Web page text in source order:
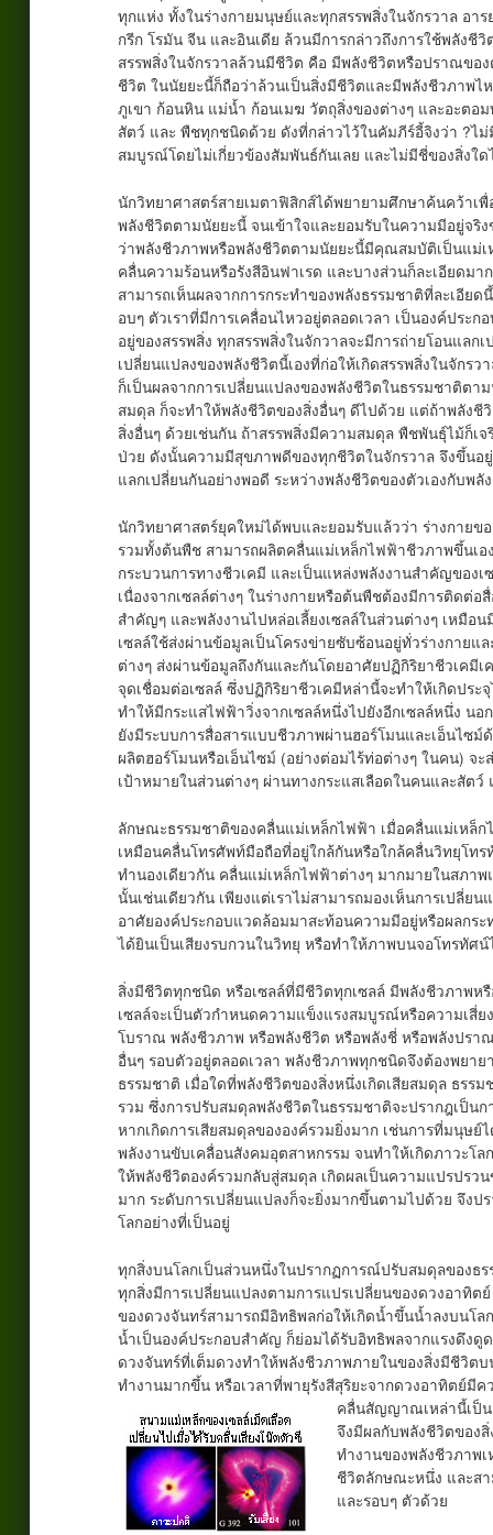
ทุกแห่ง ทั้งในร่างกายมนุษย์และทุกสรรพสิ่งในจักรวาล อา
กรีก โรมัน จีน และอินเดีย ล้วนมีการกล่าวถึงการใช้พลัง
สรรพสิ่งในจักรวาลล้วนมีชีวิต คือ มีพลังชีวิตหรือปราณขอ
ชีวิต ในนัยยะนี้ก็ถือว่าล้วนเป็นสิ่งมีชีวิตและมีพลังชีวภาพไ
ภูเขา ก้อนหิน แม่น้ำ ก้อนเมฆ วัตถุสิ่งของต่างๆ และอะต
สัตว์ และ พืชทุกชนิดด้วย ดังที่กล่าวไว้ในคัมภีร์อี้จิงว่า ?ไ
สมบูรณ์โดยไม่เกี่ยวข้องสัมพันธ์กันเลย และไม่มีชี่ของสิ่งใ
นักวิทยาศาสตร์สายเมตาฟิสิกส์ได้พยายามศึกษาค้นคว้าเ
พลังชีวิตตามนัยยะนี้ จนเข้าใจและยอมรับในความมีอยู่จริ
ว่าพลังชีวภาพหรือพลังชีวิตตามนัยยะนี้มีคุณสมบัติเป็นแม่
คลื่นความร้อนหรือรังสีอินฟาเรด และบางส่วนก็ละเอียดม
สามารถเห็นผลจากการกระทำของพลังธรรมชาติที่ละเอีย
อบๆ ตัวเราที่มีการเคลื่อนไหวอยู่ตลอดเวลา เป็นองค์ประ
อยู่ของสรรพสิ่ง ทุกสรรพสิ่งในจักวาลจะมีการถ่ายโอนแลก
เปลี่ยนแปลงของพลังชีวิตนี้เองที่ก่อให้เกิดสรรพสิ่งในจักร
ก็เป็นผลจากการเปลี่ยนแปลงของพลังชีวิตในธรรมชาติต
สมดุล ก็จะทำให้พลังชีวิตของสิ่งอื่นๆ ดีไปด้วย แต่ถ้าพลังชี
สิ่งอื่นๆ ด้วยเช่นกัน ถ้าสรรพสิ่งมีความสมดุล พืชพันธุ์ไม้ก็เ
ป่วย ดังนั้นความมีสุขภาพดีของทุกชีวิตในจักรวาล จึงขึ้น
แลกเปลี่ยนกันอย่างพอดี ระหว่างพลังชีวิตของตัวเองกับพลั
นักวิทยาศาสตร์ยุคใหม่ได้พบและยอมรับแล้วว่า ร่างกายข
รวมทั้งต้นพืช สามารถผลิตคลื่นแม่เหล็กไฟฟ้าชีวภาพขึ้นเอ
กระบวนการทางชีวเคมี และเป็นแหล่งพลังงานสำคัญของเ
เนื่องจากเซลล์ต่างๆ ในร่างกายหรือต้นพืชต้องมีการติดต่อ
สำคัญๆ และพลังงานไปหล่อเลี้ยงเซลล์ในส่วนต่างๆ เหมือ
เซลล์ใช้ส่งผ่านข้อมูลเป็นโครงข่ายซับซ้อนอยู่ทั่วร่างกายแ
ต่างๆ ส่งผ่านข้อมูลถึงกันและกันโดยอาศัยปฏิกิริยาชีวเคมีเ
จุดเชื่อมต่อเซลล์ ซึ่งปฏิกิริยาชีวเคมีหล่านี้จะทำให้เกิดประ
ทำให้มีกระแสไฟฟ้าวิ่งจากเซลล์หนึ่งไปยังอีกเซลล์หนึ่ง นอ
ยังมีระบบการสื่อสารแบบชีวภาพผ่านฮอร์โมนและเอ็นไซม์
ผลิตฮอร์โมนหรือเอ็นไซม์ (อย่างต่อมไร้ท่อต่างๆ ในคน) จ
เป้าหมายในส่วนต่างๆ ผ่านทางกระแสเลือดในคนและสัตว์
ลักษณะธรรมชาติของคลื่นแม่เหล็กไฟฟ้า เมื่อคลื่นแม่เหล็
เหมือนคลื่นโทรศัพท์มือถือที่อยู่ใกล้กันหรือใกล้คลื่นวิทยุโท
ทำนองเดียวกัน คลื่นแม่เหล็กไฟฟ้าต่างๆ มากมายในสภา
นั้นเช่นเดียวกัน เพียงแต่เราไม่สามารถมองเห็นการเปลี่ย
อาศัยองค์ประกอบแวดล้อมมาสะท้อนความมีอยู่หรือผลกร
ได้ยินเป็นเสียงรบกวนในวิทยุ หรือทำให้ภาพบนจอโทรทัศ
สิ่งมีชีวิตทุกชนิด หรือเซลล์ที่มีชีวิตทุกเซลล์ มีพลังชีวภาพห
เซลล์จะเป็นตัวกำหนดความแข็งแรงสมบูรณ์หรือความเสี่
โบราณ พลังชีวภาพ หรือพลังชีวิต หรือพลังชี่ หรือพลังปรา
อื่นๆ รอบตัวอยู่ตลอดเวลา พลังชีวภาพทุกชนิดจึงต้องพยา
ธรรมชาติ เมื่อใดที่พลังชีวิตของสิ่งหนึ่งเกิดเสียสมดุล ธรร
รวม ซึ่งการปรับสมดุลพลังชีวิตในธรรมชาติจะปรากฎเป็น
หากเกิดการเสียสมดุลขององค์รวมยิ่งมาก เช่นการที่มนุษย์
พลังงานขับเคลื่อนสังคมอุตสาหกรรม จนทำให้เกิดภาวะโ
ให้พลังชีวิตองค์รวมกลับสู่สมดุล เกิดผลเป็นความแปรปรว
มาก ระดับการเปลี่ยนแปลงก็จะยิ่งมากขึ้นตามไปด้วย จึง
โลกอย่างที่เป็นอยู่
ทุกสิ่งบนโลกเป็นส่วนหนึ่งในปรากฏการณ์ปรับสมดุลของธ
ทุกสิ่งมีการเปลี่ยนแปลงตามการแปรเปลี่ยนของดวงอาทิ
ของดวงจันทร์สามารถมีอิทธิพลก่อให้เกิดน้ำขึ้นน้ำลงบนโ
น้ำเป็นองค์ประกอบสำคัญ ก็ย่อมได้รับอิทธิพลจากแรงดึง
ดวงจันทร์ที่เต็มดวงทำให้พลังชีวภาพภายในของสิ่งมีชีวิต
ทำงานมากขึ้น หรือเวลาที่พายุรังสีสุริยะจากดวงอาทิตย์
คลื่นสัญญาณเหล่านี้เป็น
จึงมีผลกับพลังชีวิตของ
ทำงานของพลังชีวภาพ
ชีวิตลักษณะหนึ่ง และส
และรอบๆ ตัวด้วย